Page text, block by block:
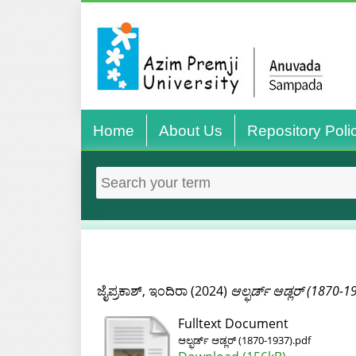
Home About Us Repository
ಜೈಪ್ರಕಾಶ್‌, ಇಂದಿರಾ(2024) ಆಲ್ಫರ್ಡ್ ಆಡ್ಲರ್ (1870-
Fulltext Document
ಆಲ್ಫರ್ಡ್ ಆಡ್ಲರ್ (1870-1937).pdf